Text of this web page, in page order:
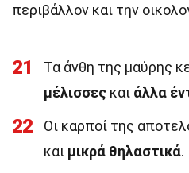
περιβάλλον και την
21
Τα άνθη της μαύρης
μέλισσες και άλλα
22 Οι καρποί της
και μικρά θηλαστικά.